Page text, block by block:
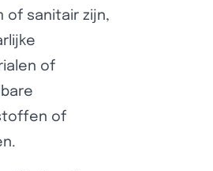
of sanitair zijn,
of
of